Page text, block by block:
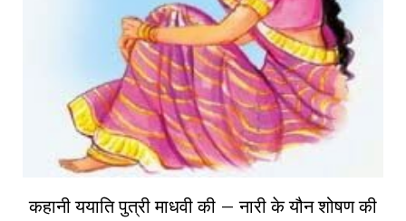
कहानी ययाति पुत्री माधवी की – नारी के यौन शोषण की